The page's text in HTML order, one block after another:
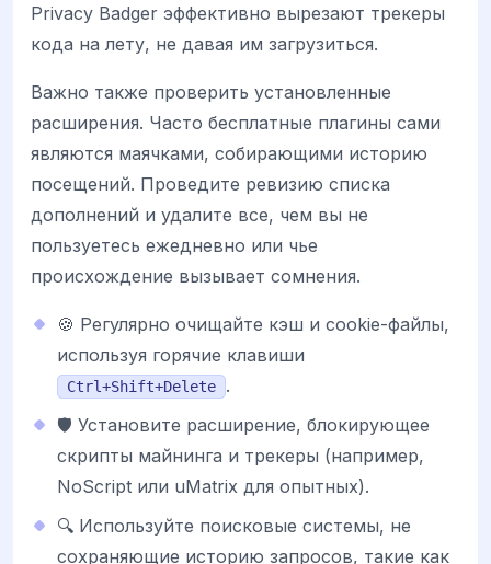
Privacy Badger эффективно вырезают трекеры
кода на лету, не давая им загрузиться.
Важно также проверить установленные
расширения. Часто бесплатные плагины сами
являются маячками, собирающими историю
посещений. Проведите ревизию списка
дополнений и удалите все, чем вы не
пользуетесь ежедневно или чье
происхождение вызывает сомнения.
🍪 Регулярно очищайте кэш и cookie-файлы,
используя горячие клавиши
Ctrl+Shift+Delete
.
🛡️ Установите расширение, блокирующее
скрипты майнинга и трекеры (например,
NoScript или uMatrix для опытных).
🔍 Используйте поисковые системы, не
сохраняющие историю запросов, такие как